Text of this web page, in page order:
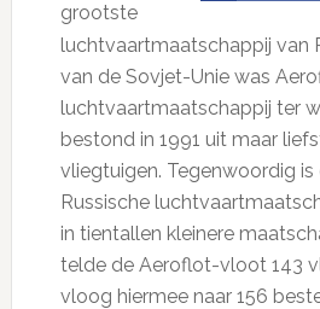
grootste
luchtvaartmaatschappij van
van de Sovjet-Unie was
luchtvaartmaatschappij ter
bestond in 1991 uit maar
vliegtuigen. Tegenwoordig
Russische
in tientallen kleinere
telde de Aeroflot-vloot 143
vloog hiermee naar 156